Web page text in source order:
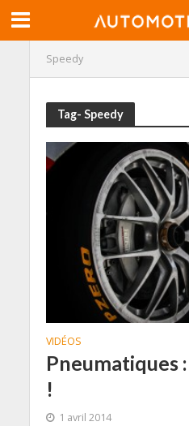
Speedy
Tag- Speedy
VIDÉOS
Pneumatiques
!
1 avril 2014